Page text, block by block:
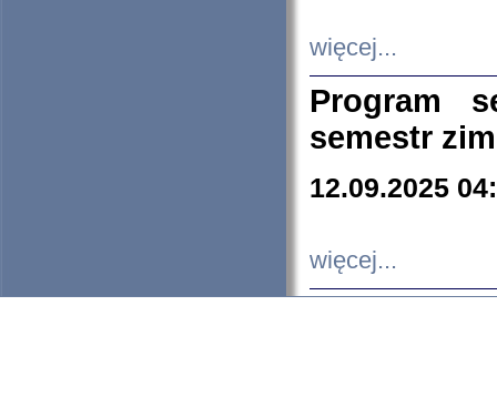
więcej...
Program
semestr
12.09.2025
więcej...